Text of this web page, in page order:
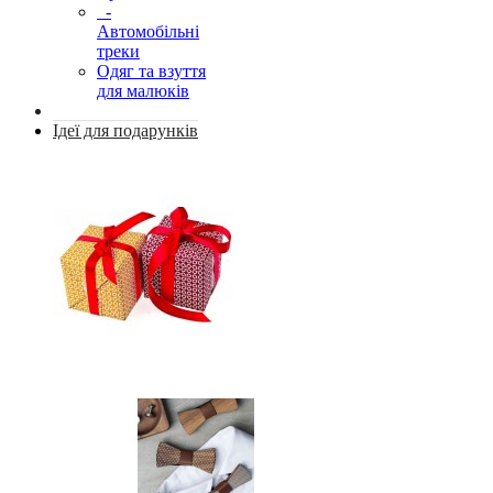
-
Автомобільні
треки
Одяг та взуття
для малюків
Ідеї для подарунків